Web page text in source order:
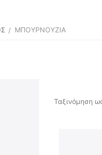
/ ΜΠΟΥΡΝΟΥΖΙΑ
Ταξινόμηση